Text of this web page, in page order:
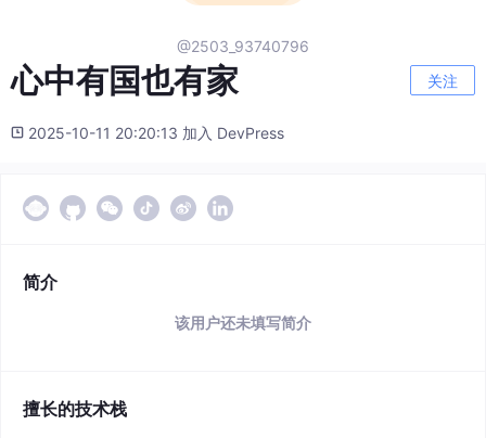
@2503_93740796
心中有国也有家 关注
2025-10-11 20:20:13 加入 DevPress
简介
该用户还未填写简介
擅长的技术栈